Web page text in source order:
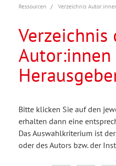
Ressourcen Verzeichnis
Verzeichnis
Autor:innen
Bitte klicken Sie auf den
erhalten dann eine
Das Auswahlkriterium ist
oder des Autors bzw. der